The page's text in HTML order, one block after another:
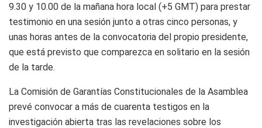
9.30 y 10.00 de la mañana hora local (+5 GMT) para prestar
testimonio en una sesión junto a otras cinco personas, y
unas horas antes de la convocatoria del propio presidente,
que está previsto que comparezca en solitario en la sesión
de la tarde.
La Comisión de Garantías Constitucionales de la Asamblea
prevé convocar a más de cuarenta testigos en la
investigación abierta tras las revelaciones sobre los